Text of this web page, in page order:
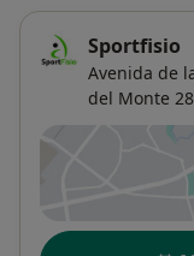
Sportfisio
Avenida de
del Monte
Disponibilidad